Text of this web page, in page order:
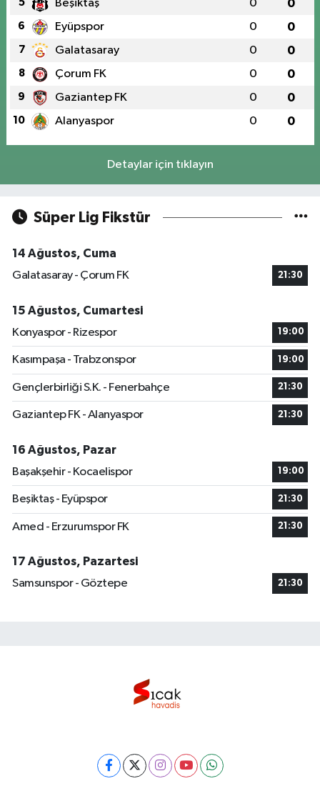
5 Beşiktaş 0 0
6 Eyüpspor 0 0
7 Galatasaray 0 0
8 Çorum FK 0 0
9 Gaziantep FK 0 0
10 Alanyaspor 0 0
Detaylar için tıklayın
Süper Lig Fikstür
14 Ağustos, Cuma
Galatasaray - Çorum FK
21:30
15 Ağustos, Cumartesi
Konyaspor - Rizespor
19:00
Kasımpaşa - Trabzonspor 19:00
Gençlerbirliği S.K. - Fenerbahçe 21:30
Gaziantep FK - Alanyaspor 21:30
16 Ağustos, Pazar
Başakşehir - Kocaelispor
19:00
Beşiktaş - Eyüpspor 21:30
Amed - Erzurumspor FK 21:30
17 Ağustos, Pazartesi
Samsunspor - Göztepe
21:30